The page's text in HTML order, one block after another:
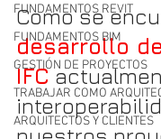
FUNDAMENTOS REVIT
FUNDAMENTOS BIM
GESTIÓN DE PROYECTOS
TRABAJAR COMO
ARQUITECTOS Y CLIENTES
Como se
desarrollo
IFC